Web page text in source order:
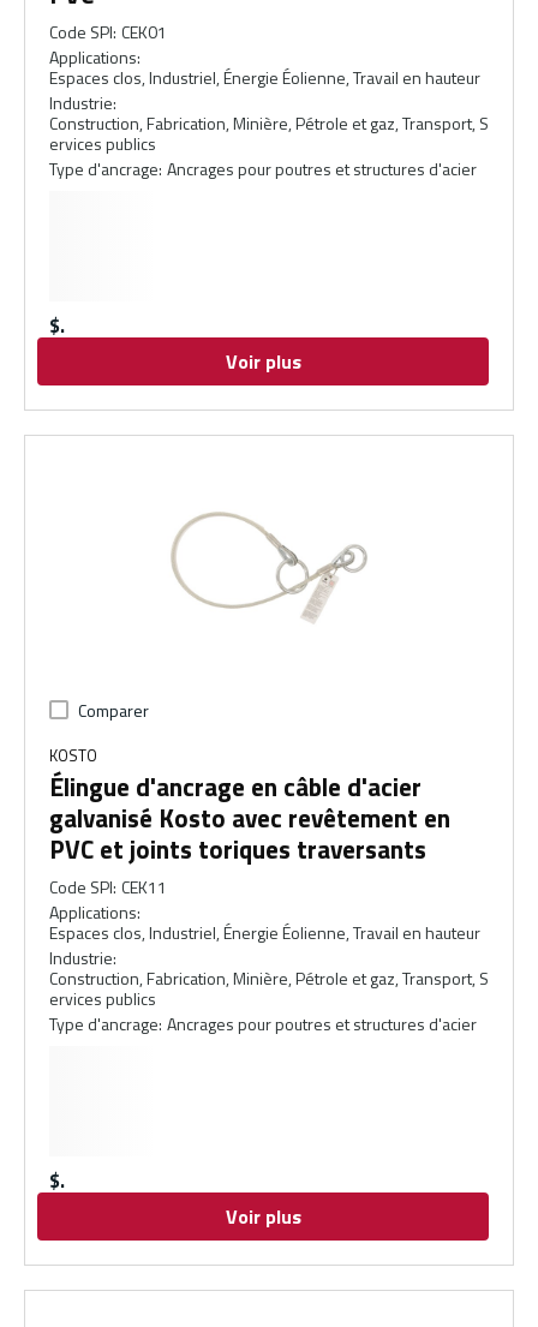
Code SPI: CEK01
Applications:
Espaces clos, Industriel, Énergie Éolienne, Travail en hauteur
Industrie:
Construction, Fabrication, Minière, Pétrole et gaz, Transport, S
ervices publics
Type d'ancrage: Ancrages pour poutres et structures d'acier
$
Voir plus
Comparer
KOSTO
Élingue d'ancrage en câble d'acier
galvanisé Kosto avec revêtement en
PVC et joints toriques traversants
Code SPI: CEK11
Applications:
Espaces clos, Industriel, Énergie Éolienne, Travail en hauteur
Industrie:
Construction, Fabrication, Minière, Pétrole et gaz, Transport, S
ervices publics
Type d'ancrage: Ancrages pour poutres et structures d'acier
$
Voir plus